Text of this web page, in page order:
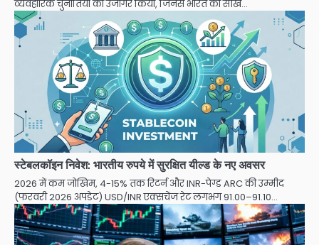
व्यवहारिक चुनौतियों को उजागर किया, जिनसे भारत को सीख…
स्टेबलकॉइन निवेश: भारतीय रुपये में सुरक्षित यील्ड के नए अवसर
2026 में कम जोखिम, 4-15% तक रिटर्न और INR-पेग्ड ARC की उम्मीद
(फरवरी 2026 अपडेट) USD/INR एक्सचेंज रेट लगभग 91.00–91.10…